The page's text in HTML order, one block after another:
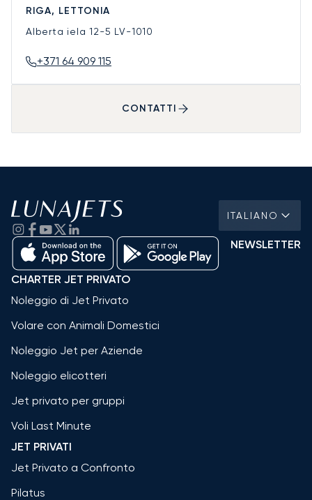
RIGA, LETTONIA
Alberta iela 12-5 LV-1010
+371 64 909 115
CONTATTI
ITALIANO
NEWSLETTER
CHARTER JET PRIVATO
Noleggio di Jet Privato
Volare con Animali Domestici
Noleggio Jet per Aziende
Noleggio elicotteri
Jet privato per gruppi
Voli Last Minute
JET PRIVATI
Jet Privato a Confronto
Pilatus